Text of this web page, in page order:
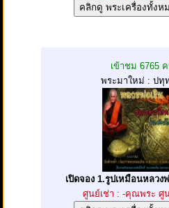
เข้าชม 6765 ค
พระมาใหม่ : ปทุ
เปิดจอง 1.รูปเหมือนหลวง
ศูนย์เช่า : -คุณพระ ศู